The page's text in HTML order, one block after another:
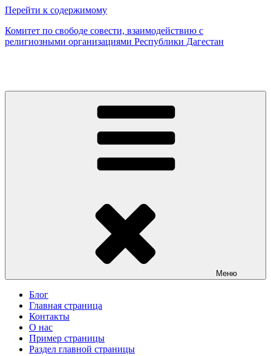
Перейти к содержимому
Комитет по свободе совести, взаимодействию с
религиозными организациями Республики Дагестан
Меню
Блог
Главная страница
Контакты
О нас
Пример страницы
Раздел главной страницы